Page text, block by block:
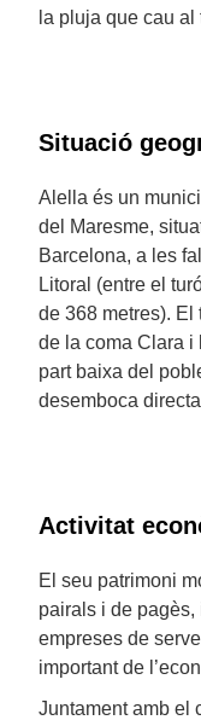
la pluja que cau al
Situació
Alella és un
del Maresme,
Barcelona, a les
Litoral (entre el
de 368 metres). El
de la coma Clara i
part baixa del
desemboca
Activitat
El seu patrimoni
pairals i de
empreses de
important de
Juntament amb el